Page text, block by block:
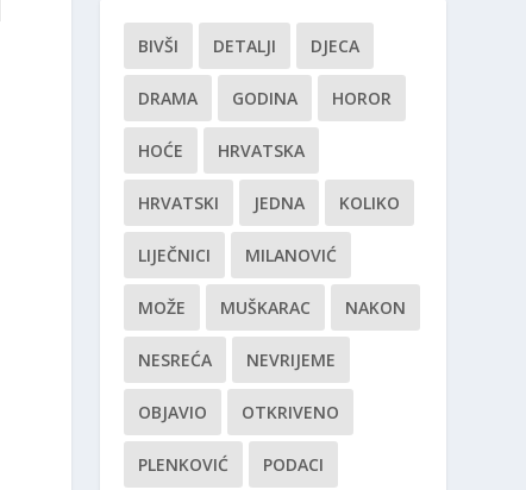
BIVŠI DETALJI DJECA
DRAMA GODINA HOROR
HOĆE HRVATSKA
HRVATSKI JEDNA KOLIKO
LIJEČNICI MILANOVIĆ
MOŽE MUŠKARAC NAKON
NESREĆA NEVRIJEME
OBJAVIO OTKRIVENO
PLENKOVIĆ PODACI